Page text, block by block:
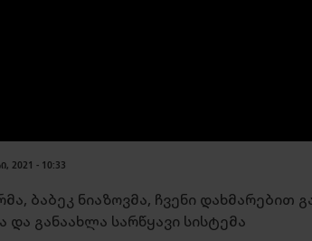
2021 - 10:33
ბაბეკ ნიაზოვმა, ჩვენი დახმარებით
და განაახლა სარწყავი სისტემა